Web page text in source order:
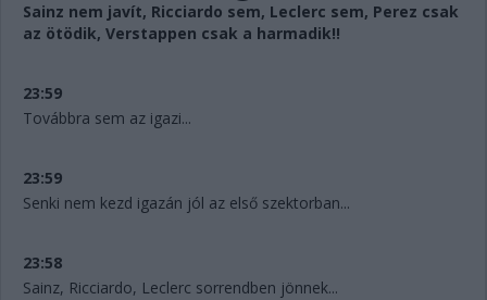
Sainz nem javít, Ricciardo sem, Leclerc sem, Perez csak
az ötödik, Verstappen csak a harmadik!!
23:59
Továbbra sem az igazi...
23:59
Senki nem kezd igazán jól az első szektorban...
23:58
Sainz, Ricciardo, Leclerc sorrendben jönnek...